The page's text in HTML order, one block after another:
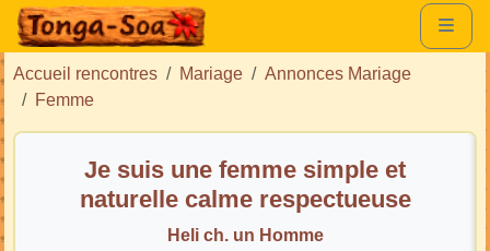
Accueil rencontres Mariage
Annonces Mariage
Femme
Je suis une femme simple et
naturelle calme respectueuse
honnête surtout
Heli ch. un Homme